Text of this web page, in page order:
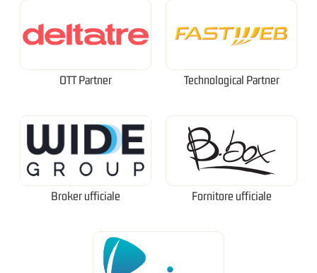
OTT Partner Technological Partner
Broker ufficiale Fornitore ufficiale